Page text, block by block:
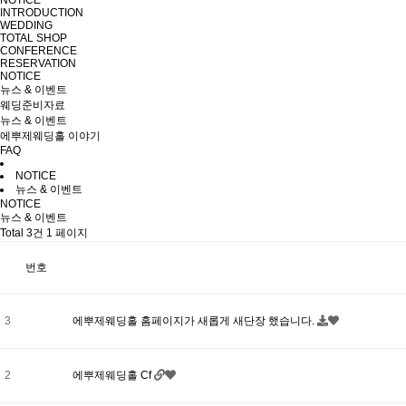
INTRODUCTION
WEDDING
TOTAL SHOP
CONFERENCE
RESERVATION
NOTICE
뉴스 & 이벤트
웨딩준비자료
뉴스 & 이벤트
에뿌제웨딩홀 이야기
FAQ
NOTICE
뉴스 & 이벤트
NOTICE
뉴스 & 이벤트
Total 3건 1 페이지
번호
3 에뿌제웨딩홀 홈페이지가 새롭게 새단장 했습니다.
2 에뿌제웨딩홀 Cf